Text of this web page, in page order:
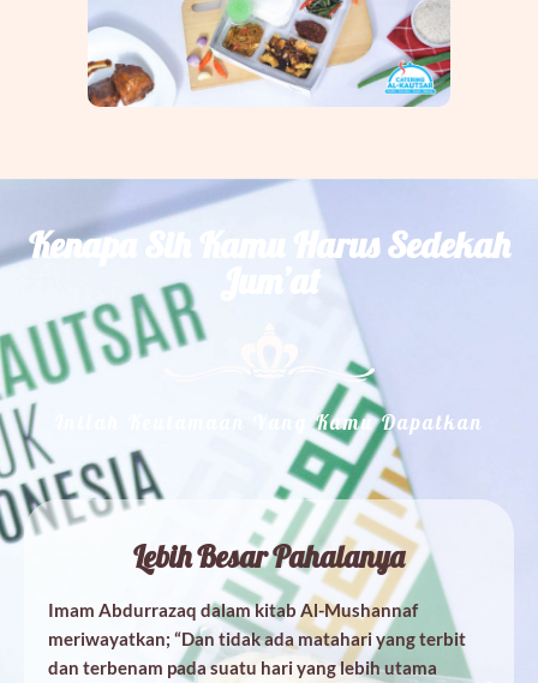
Kenapa Sih Kamu Harus Sedekah
Jum’at
Inilah Keutamaan Yang Kamu Dapatkan
Lebih Besar Pahalanya
Imam Abdurrazaq dalam kitab Al-Mushannaf
meriwayatkan; “Dan tidak ada matahari yang terbit
dan terbenam pada suatu hari yang lebih utama